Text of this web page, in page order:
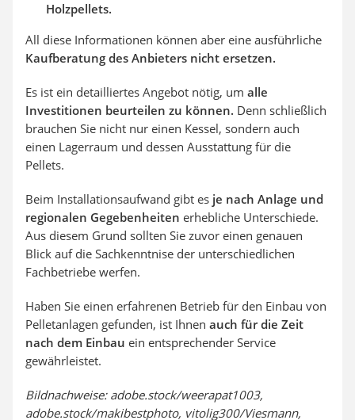
Holzpellets.
All diese Informationen können aber eine ausführliche
Kaufberatung des Anbieters nicht ersetzen.
Es ist ein detailliertes Angebot nötig, um alle
Investitionen beurteilen zu können. Denn schließlich
brauchen Sie nicht nur einen Kessel, sondern auch
einen Lagerraum und dessen Ausstattung für die
Pellets.
Beim Installationsaufwand gibt es je nach Anlage und
regionalen Gegebenheiten erhebliche Unterschiede.
Aus diesem Grund sollten Sie zuvor einen genauen
Blick auf die Sachkenntnise der unterschiedlichen
Fachbetriebe werfen.
Haben Sie einen erfahrenen Betrieb für den Einbau von
Pelletanlagen gefunden, ist Ihnen auch für die Zeit
nach dem Einbau ein entsprechender Service
gewährleistet.
Bildnachweise: adobe.stock/weerapat1003,
adobe.stock/makibestphoto, vitolig300/Viesmann,